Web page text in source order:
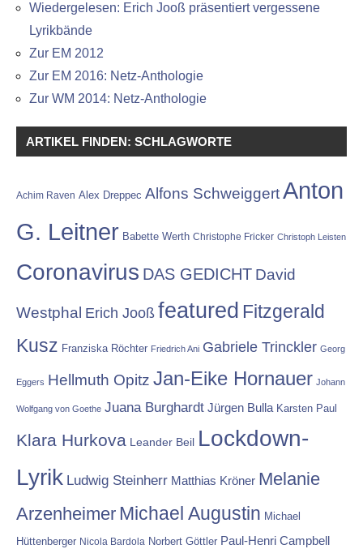
Wiedergelesen: Erich Jooß präsentiert vergessene
Lyrikbände
Zur EM 2012
Zur EM 2016: Netz-Anthologie
Zur WM 2014: Netz-Anthologie
ARTIKEL FINDEN: SCHLAGWORTE
Achim Raven Alex Dreppec Alfons SchweiggertAnton
G. Leitner Babette Werth Christophe Fricker Christoph Leisten
Coronavirus DAS GEDICHT David
Westphal Erich Jooß featured Fitzgerald
Kusz Franziska Röchter Friedrich Ani Gabriele Trinckler Georg
Eggers Hellmuth Opitz Jan-Eike Hornauer Johann
Wolfgang von Goethe Juana Burghardt Jürgen Bulla Karsten Paul
Klara Hurkova Leander Beil Lockdown-
Lyrik Ludwig Steinherr Matthias Kröner Melanie
Arzenheimer Michael Augustin Michael
Hüttenberger Nicola Bardola Norbert Göttler Paul-Henri Campbell